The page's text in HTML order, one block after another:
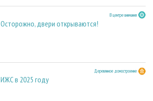
В центре внимания
Осторожно, двери открываются!
Деревянное домостроение
ИЖС в 2025 году